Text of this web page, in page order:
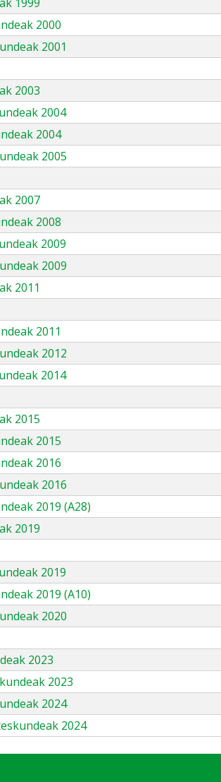
2000
2001
2003
2004
2004
2005
2007
2008
2009
2009
2011
2011
2012
2014
2015
2015
2016
2016
2019 (A28)
2019
2019
2019 (A10)
2020
2023
2023
2024
2024